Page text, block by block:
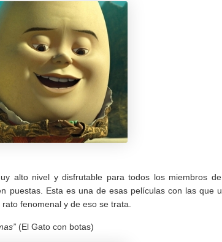
alto nivel y disfrutable para todos los miembros
puestas. Esta es una de esas películas con las que
fenomenal y de eso se trata.
(El Gato con botas)